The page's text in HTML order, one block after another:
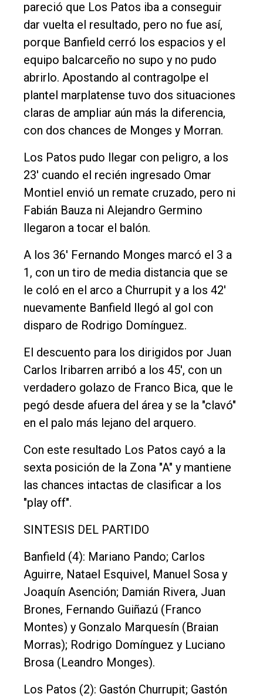
pareció que Los Patos iba a conseguir
dar vuelta el resultado, pero no fue así,
porque Banfield cerró los espacios y el
equipo balcarceño no supo y no pudo
abrirlo. Apostando al contragolpe el
plantel marplatense tuvo dos situaciones
claras de ampliar aún más la diferencia,
con dos chances de Monges y Morran.
Los Patos pudo llegar con peligro, a los
23' cuando el recién ingresado Omar
Montiel envió un remate cruzado, pero ni
Fabián Bauza ni Alejandro Germino
llegaron a tocar el balón.
A los 36' Fernando Monges marcó el 3 a
1, con un tiro de media distancia que se
le coló en el arco a Churrupit y a los 42'
nuevamente Banfield llegó al gol con
disparo de Rodrigo Domínguez.
El descuento para los dirigidos por Juan
Carlos Iribarren arribó a los 45', con un
verdadero golazo de Franco Bica, que le
pegó desde afuera del área y se la "clavó"
en el palo más lejano del arquero.
Con este resultado Los Patos cayó a la
sexta posición de la Zona "A" y mantiene
las chances intactas de clasificar a los
"play off".
SINTESIS DEL PARTIDO
Banfield (4): Mariano Pando; Carlos
Aguirre, Natael Esquivel, Manuel Sosa y
Joaquín Asención; Damián Rivera, Juan
Brones, Fernando Guiñazú (Franco
Montes) y Gonzalo Marquesín (Braian
Morras); Rodrigo Domínguez y Luciano
Brosa (Leandro Monges).
Los Patos (2): Gastón Churrupit; Gastón